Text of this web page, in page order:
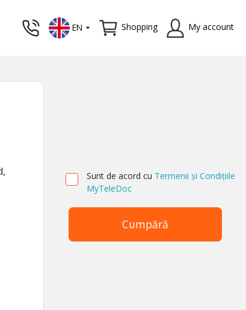
EN Shopping My account
Sunt de acord cu Termenii și Condițiile
MyTeleDoc
Cumpără